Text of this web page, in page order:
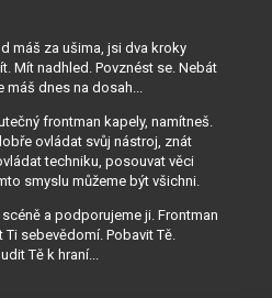
máš za ušima, jsi dva kroky
Mít nadhled. Povznést se. Nebát
máš dnes na dosah...
frontman kapely, namítneš.
ovládat svůj nástroj, znát
techniku, posouvat věci
smyslu můžeme být všichni.
a podporujeme ji. Frontman
sebevědomí. Pobavit Tě.
Tě k hraní...